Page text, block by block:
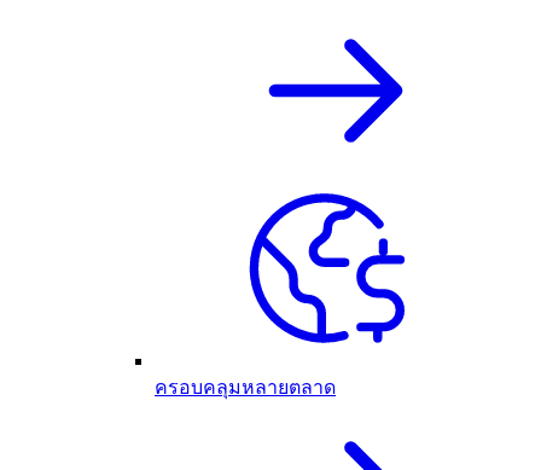
ครอบคลุมหลายตลาด